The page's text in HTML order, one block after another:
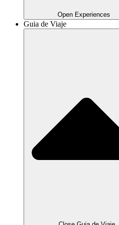
Open Experiences
Guia de Viaje